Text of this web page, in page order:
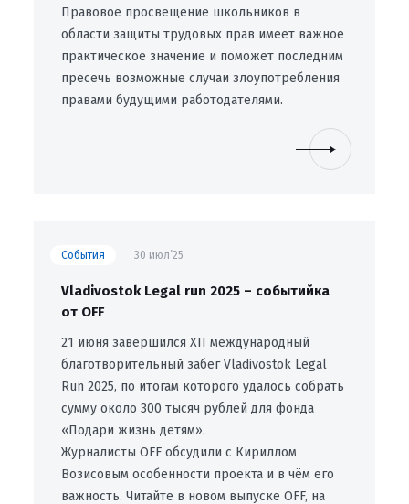
Правовое просвещение школьников в
области защиты трудовых прав имеет важное
практическое значение и поможет последним
пресечь возможные случаи злоупотребления
правами будущими работодателями.
События 30 июл’25
Vladivostok Legal run 2025 – событийка
от OFF
21 июня завершился XII международный
благотворительный забег Vladivostok Legal
Run 2025, по итогам которого удалось собрать
сумму около 300 тысяч рублей для фонда
«Подари жизнь детям».
Журналисты OFF обсудили с Кириллом
Возисовым особенности проекта и в чëм его
важность. Читайте в новом выпуске OFF, на